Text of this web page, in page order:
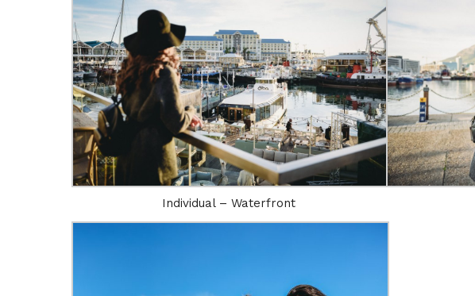
Individual – Waterfront